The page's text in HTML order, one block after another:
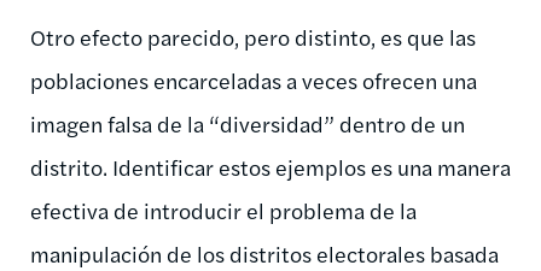
Otro efecto parecido, pero distinto, es que las
poblaciones encarceladas a veces ofrecen una
imagen falsa de la “diversidad” dentro de un
distrito. Identificar estos ejemplos es una manera
efectiva de introducir el problema de la
manipulación de los distritos electorales basada